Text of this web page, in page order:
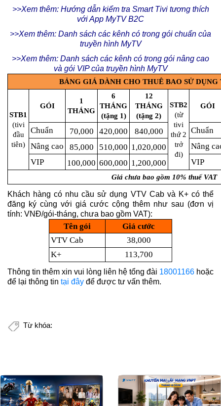
>>Xem thêm: Hướng dẫn kiểm tra Smart Tivi tương thích
với App MyTV B2C
>>Xem thêm: Danh sách các kênh có trong gói chuẩn của
truyền hình MyTV
>>Xem thêm: Danh sách các kênh có trong gói nâng cao
và gói VIP của truyền hình MyTV
BẢNG GIÁ DÀNH CHO THUÊ BAO SỬ DỤNG
STB1
(tivi
đầu
tiên)
GÓI
1
THÁNG
6
THÁNG
(tặng 1)
12
THÁNG
(tặng 2)
STB2
(từ
tivi
thứ 2
trở
đi)
GÓI
Chuẩn 70,000 420,000 840,000
Chuẩn
Nâng cao
85,000 510,000 1,020,000
Nâng
VIP
100,000 600,000 1,200,000 VIP
Giá chưa bao gồm 10% thuế VAT
Khách hàng có nhu cầu sử dụng VTV Cab và K+ có thể
đăng ký cùng với giá cước cộng thêm như sau (đơn vị
tính: VNĐ/gói-tháng, chưa bao gồm VAT):
Tên gói
Giá cước
VTV Cab
38,000
K+
113,700
Thông tin thêm xin vui lòng liên hệ tổng đài 18001166 hoặc
để lại thông tin tại đây để được tư vấn thêm.
Từ khóa: